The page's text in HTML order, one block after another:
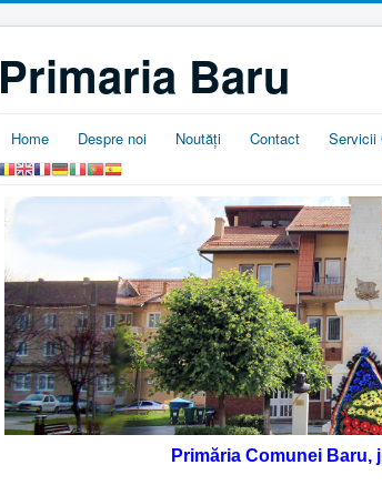
Primaria Baru
Home Despre noi Noutăţi Contact Servicii
Primăria Comunei Baru,